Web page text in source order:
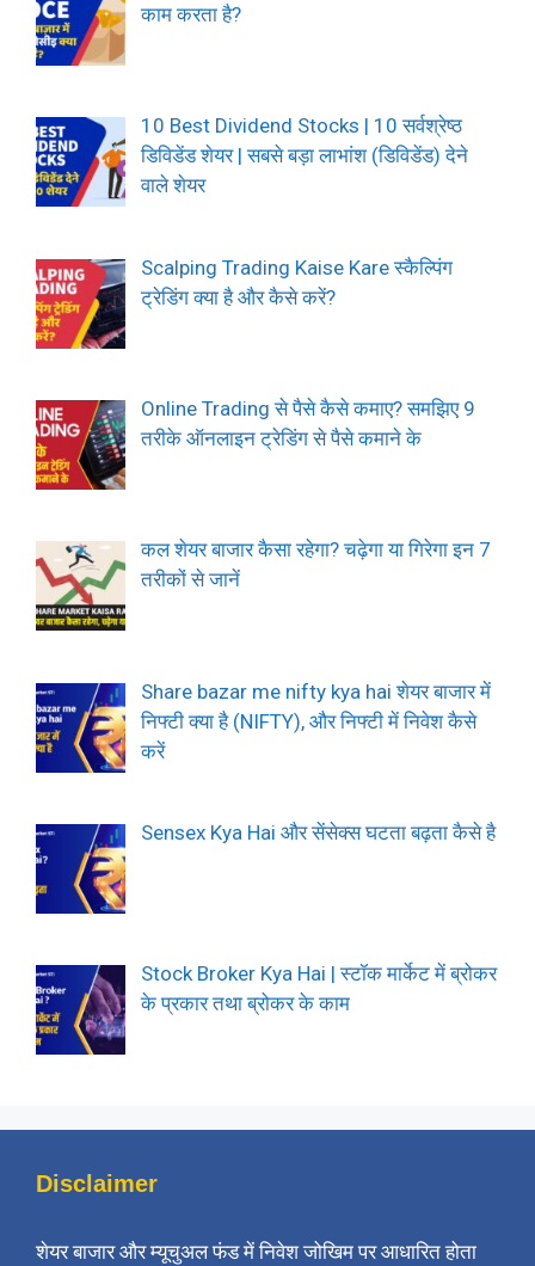
काम करता है?
10 Best Dividend Stocks | 10 सर्वश्रेष्ठ
डिविडेंड शेयर | सबसे बड़ा लाभांश (डिविडेंड) देने
वाले शेयर
Scalping Trading Kaise Kare स्कैल्पिंग
ट्रेडिंग क्या है और कैसे करें?
Online Trading से पैसे कैसे कमाए? समझिए 9
तरीके ऑनलाइन ट्रेडिंग से पैसे कमाने के
कल शेयर बाजार कैसा रहेगा? चढ़ेगा या गिरेगा इन 7
तरीकों से जानें
Share bazar me nifty kya hai शेयर बाजार में
निफ्टी क्या है (NIFTY), और निफ्टी में निवेश कैसे
करें
Sensex Kya Hai और सेंसेक्स घटता बढ़ता कैसे है
Stock Broker Kya Hai | स्टॉक मार्केट में ब्रोकर
के प्रकार तथा ब्रोकर के काम
Disclaimer
शेयर बाजार और म्यूचुअल फंड में निवेश जोखिम पर आधारित होता